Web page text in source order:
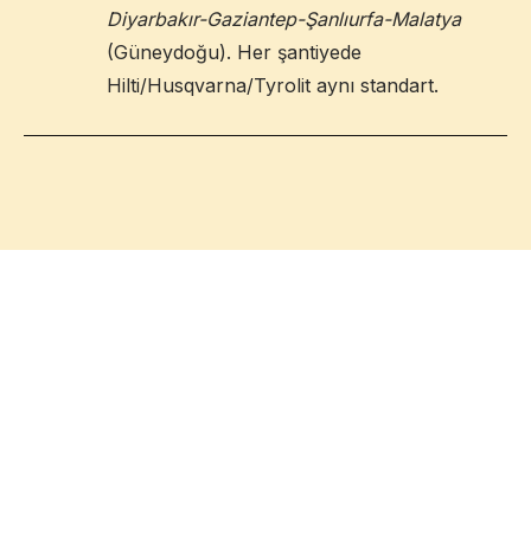
Diyarbakır-Gaziantep-Şanlıurfa-Malatya
(Güneydoğu). Her şantiyede
Hilti/Husqvarna/Tyrolit aynı standart.